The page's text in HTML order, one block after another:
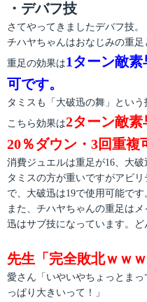
・デバフ技
さてやってきましたデバフ技。
チハヤちゃんはおなじみの重足
重足の効果は1ターン敵
可です。
タミスも「大破迅の舞」という
こちら効果は2ターン敵
20％ダウン・3回重複
消費ジュエルは重足が16、大破
タミスの方が重いですがアビ
で、大破迅は19で使用可能です
また、チハヤちゃんの重足は
迅はサブ技になっています。ど
先生「完全敗北ｗｗｗ
愛さん「いやいやちょっとま
っぱり大きいって！」